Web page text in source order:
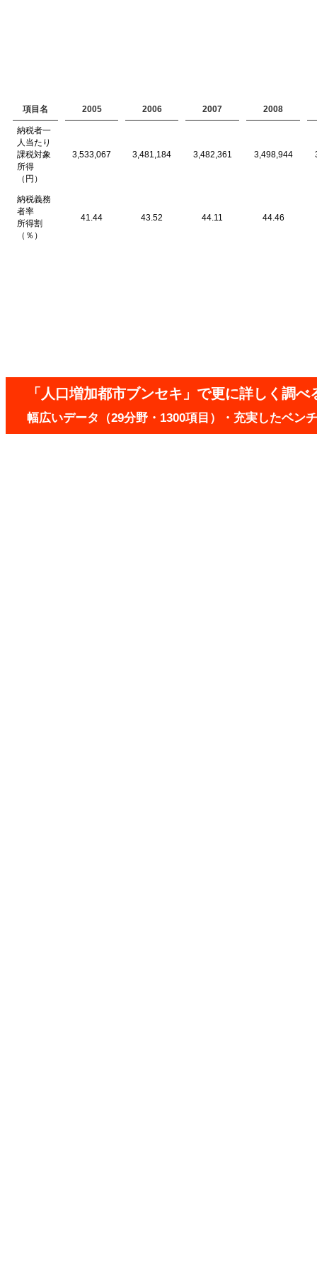
項目名 2005 2006 2007 2008
納税者一
人当たり
課税対象
所得
（円）
3,533,067 3,481,184 3,482,361 3,498,944
納税義務
者率
所得割
（％）
41.44 43.52 44.11 44.46
「人口増加都市ブンセキ」で更に詳しく調べ
幅広いデータ（29分野・1300項目）・充実したベン